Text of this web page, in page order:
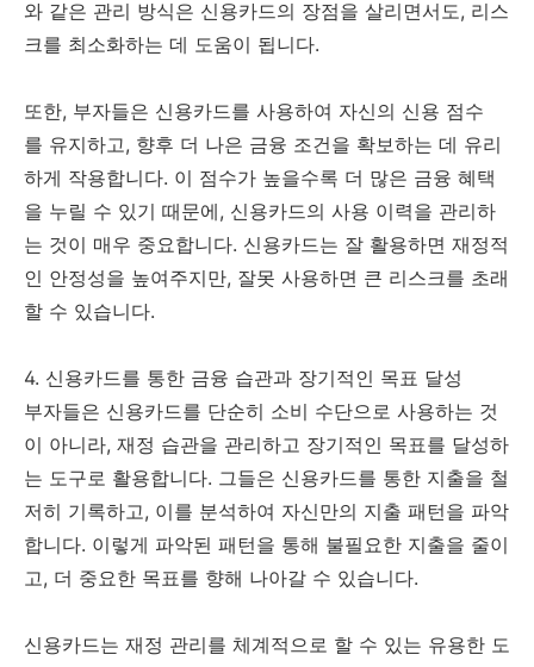
와 같은 관리 방식은 신용카드의 장점을 살리면서도, 리스
크를 최소화하는 데 도움이 됩니다.
또한, 부자들은 신용카드를 사용하여 자신의 신용 점수
를 유지하고, 향후 더 나은 금융 조건을 확보하는 데 유리
하게 작용합니다. 이 점수가 높을수록 더 많은 금융 혜택
을 누릴 수 있기 때문에, 신용카드의 사용 이력을 관리하
는 것이 매우 중요합니다. 신용카드는 잘 활용하면 재정적
인 안정성을 높여주지만, 잘못 사용하면 큰 리스크를 초래
할 수 있습니다.
4. 신용카드를 통한 금융 습관과 장기적인 목표 달성
부자들은 신용카드를 단순히 소비 수단으로 사용하는 것
이 아니라, 재정 습관을 관리하고 장기적인 목표를 달성하
는 도구로 활용합니다. 그들은 신용카드를 통한 지출을 철
저히 기록하고, 이를 분석하여 자신만의 지출 패턴을 파악
합니다. 이렇게 파악된 패턴을 통해 불필요한 지출을 줄이
고, 더 중요한 목표를 향해 나아갈 수 있습니다.
신용카드는 재정 관리를 체계적으로 할 수 있는 유용한 도